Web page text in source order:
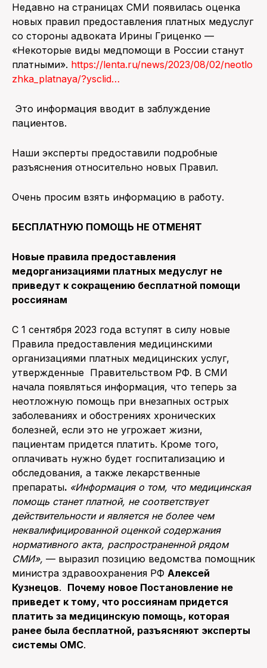
Недавно на страницах СМИ появилась оценка
новых правил предоставления платных медуслуг
со стороны адвоката Ирины Гриценко —
«Некоторые виды медпомощи в России станут
платными». https://lenta.ru/news/2023/08/02/neotlo
zhka_platnaya/?ysclid…
Это информация вводит в заблуждение
пациентов.
Наши эксперты предоставили подробные
разъяснения относительно новых Правил.
Очень просим взять информацию в работу.
БЕСПЛАТНУЮ ПОМОЩЬ НЕ ОТМЕНЯТ
Новые правила предоставления
медорганизациями платных медуслуг не
приведут к сокращению бесплатной помощи
россиянам
С 1 сентября 2023 года вступят в силу новые
Правила предоставления медицинскими
организациями платных медицинских услуг,
утвержденные Правительством РФ. В СМИ
начала появляться информация, что теперь за
неотложную помощь при внезапных острых
заболеваниях и обострениях хронических
болезней, если это не угрожает жизни,
пациентам придется платить. Кроме того,
оплачивать нужно будет госпитализацию и
обследования, а также лекарственные
препараты. «Информация о том, что медицинская
помощь станет платной, не соответствует
действительности и является не более чем
неквалифицированной оценкой содержания
нормативного акта, распространенной рядом
СМИ», — выразил позицию ведомства помощник
министра здравоохранения РФ Алексей
Кузнецов. Почему новое Постановление не
приведет к тому, что россиянам придется
платить за медицинскую помощь, которая
ранее была бесплатной, разъясняют эксперты
системы ОМС.